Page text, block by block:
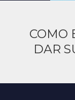
COMO
DAR